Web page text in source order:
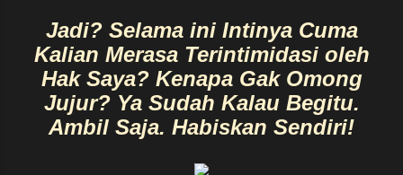
Jadi? Selama ini Intinya Cuma
Kalian Merasa Terintimidasi oleh
Hak Saya? Kenapa Gak Omong
Jujur? Ya Sudah Kalau Begitu.
Ambil Saja. Habiskan Sendiri!